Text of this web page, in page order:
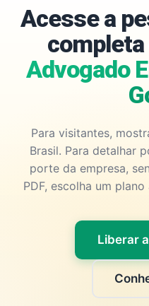
Acesse a
completa
Advogado
Para visitantes,
Brasil. Para detalhar
porte da empresa,
PDF, escolha um
Liberar